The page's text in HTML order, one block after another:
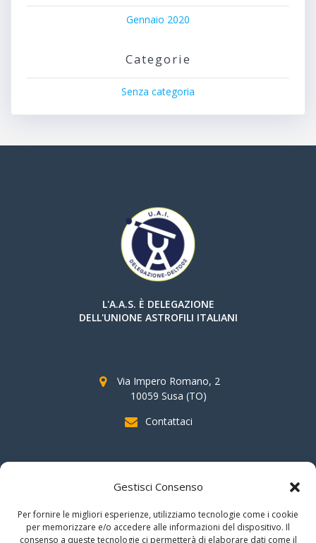
Gestisci Consenso
Per fornire le migliori esperienze, utilizziamo tecnologie come i cookie
per memorizzare e/o accedere alle informazioni del dispositivo. Il
consenso a queste tecnologie ci permetterà di elaborare dati come il
Gennaio 2020
Categorie
Senza categoria
L'A.A.S. È DELEGAZIONE
DELL'UNIONE ASTROFILI ITALIANI
Via Impero Romano, 2
10059 Susa (TO)
Contattaci
SOSTIENI AAS
indicando il
C.F. 96020930010
nella dichiarazione dei redditi e
firmando per la destinazione del"cinque per mille".